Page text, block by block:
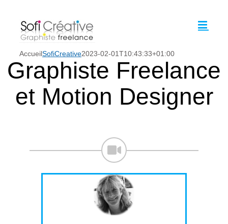
contenu
AccueilSofiCreative2023-02-01T10:43:33+01:00
Graphiste Freelance
et Motion Designer